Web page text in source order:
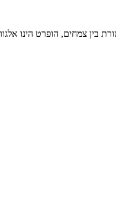
בין צמחים, הופרט הינו